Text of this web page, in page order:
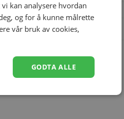
kan analysere hvordan
og for å kunne målrette
vår bruk av cookies,
GODTA ALLE